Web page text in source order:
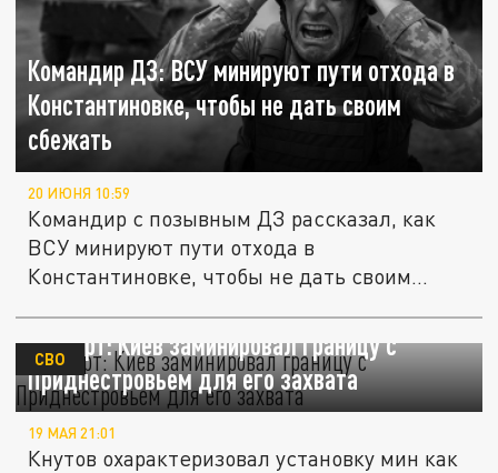
Командир ДЗ: ВСУ минируют пути отхода в
Константиновке, чтобы не дать своим
сбежать
20 ИЮНЯ 10:59
Командир с позывным ДЗ рассказал, как
ВСУ минируют пути отхода в
Константиновке, чтобы не дать своим
Эксперт: Киев заминировал границу с
Приднестровьем для его захвата
СВО
19 МАЯ 21:01
Кнутов охарактеризовал установку мин как